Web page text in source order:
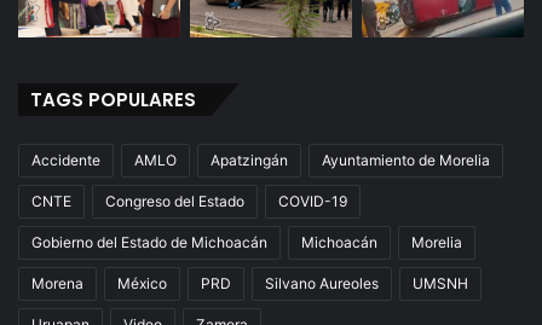
TAGS POPULARES
Accidente AMLO Apatzingán Ayuntamiento de Morelia
CNTE Congreso del Estado COVID-19
Gobierno del Estado de Michoacán Michoacán Morelia
Morena México PRD Silvano Aureoles UMSNH